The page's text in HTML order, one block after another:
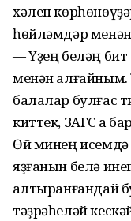
хәлен
һөйләмдәр
— Үҙең беләң бит
менән алғайным.
балалар булғас
киттек, ЗАГС ҡа
Өй минең исемдә
яҙғанын белә
ҡалтыранғандай
тәҙрәһеләй